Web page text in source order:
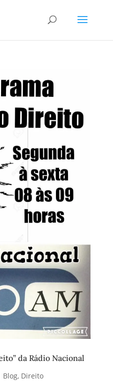
da Rádio Nacional
Blog, Direito